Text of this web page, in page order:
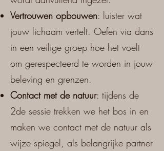
Vertrouwen opbouwen: luister wat
jouw lichaam vertelt. Oefen via dans
in een veilige groep hoe het voelt
om gerespecteerd te worden in jouw
beleving en grenzen.
Contact met de natuur: tijdens de
2de sessie trekken we het bos in en
maken we contact met de natuur als
wijze spiegel, als belangrijke partner